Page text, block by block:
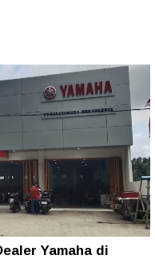
Yamaha di